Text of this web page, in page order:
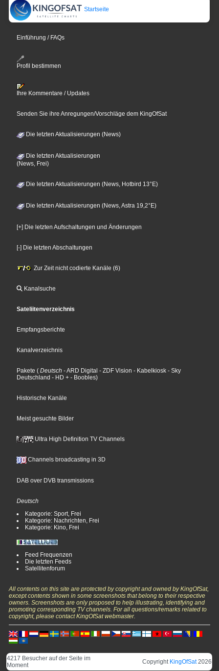
Startseite
Einführung / FAQs
Profil bestimmen
Ihre Kommentare / Updates
Senden Sie ihre Anregungen/Vorschläge dem KingOfSat
Die letzten Aktualisierungen (News)
Die letzten Aktualisierungen
(News, Frei)
Die letzten Aktualisierungen (News, Hotbird 13°E)
Die letzten Aktualisierungen (News, Astra 19,2°E)
[+] Die letzten Aufschaltungen und Änderungen
[-] Die letzten Abschaltungen
Zur Zeit nicht codierte Kanäle (6)
Kanalsuche
Sateliitenverzeichnis
Empfangsberichte
Kanalverzeichnis
Pakete ( Deutsch - ARD Digital - ZDF Vision - Kabelkiosk - Sky
Deutschland - HD + - Boobles)
Historische Kanäle
Meist gesuchte Bilder
Ultra High Definition TV Channels
Channels broadcasting in 3D
DAB over DVB transmissions
Deutsch
Kategorie: Sport, Frei
Kategorie: Nachrichten, Frei
Kategorie: Kino, Frei
Feed Frequenzen
Die letzten Feeds
Satellitenforum
All contents on this site are protected by copyright and owned by KingOfSat,
except contents shown in some screenshots that belong to their respective
owners. Screenshots are only proposed to help illustrating, identifying and
promoting corresponding TV channels. For all questions/remarks related to
copyright, please contact KingOfSat webmaster.
4217 Besucher auf der Seite im
Moment
Copyright KingOfSat2026